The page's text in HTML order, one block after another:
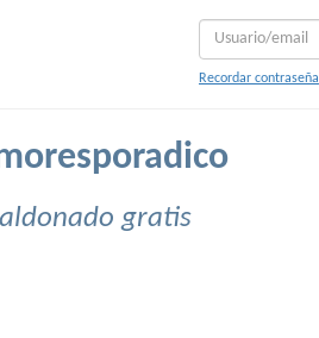
Recordar contraseña
gratis